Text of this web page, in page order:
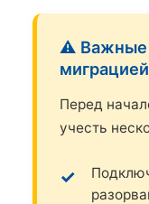
⚠️ Важные
миграцией
Перед
учесть